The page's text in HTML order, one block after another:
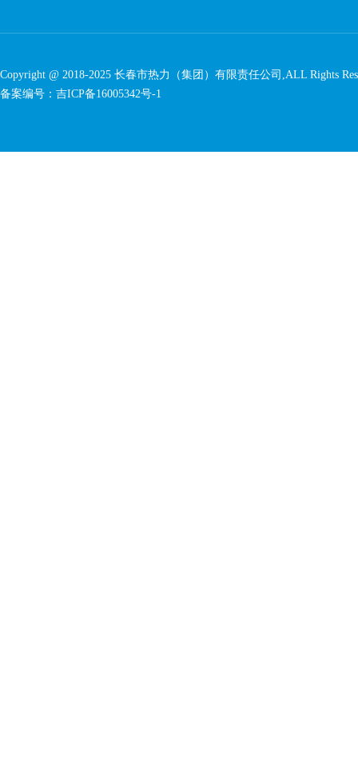
Copyright @ 2018-2025 长春市热力（集团）有限责任公司,ALL Rights
备案编号： 吉ICP备16005342号-1